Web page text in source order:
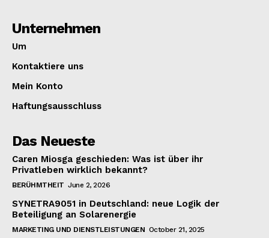
Unternehmen
Um
Kontaktiere uns
Mein Konto
Haftungsausschluss
Das Neueste
Caren Miosga geschieden: Was ist über ihr
Privatleben wirklich bekannt?
BERÜHMTHEIT June 2, 2026
SYNETRA9051 in Deutschland: neue Logik der
Beteiligung an Solarenergie
MARKETING UND DIENSTLEISTUNGEN October 21, 2025